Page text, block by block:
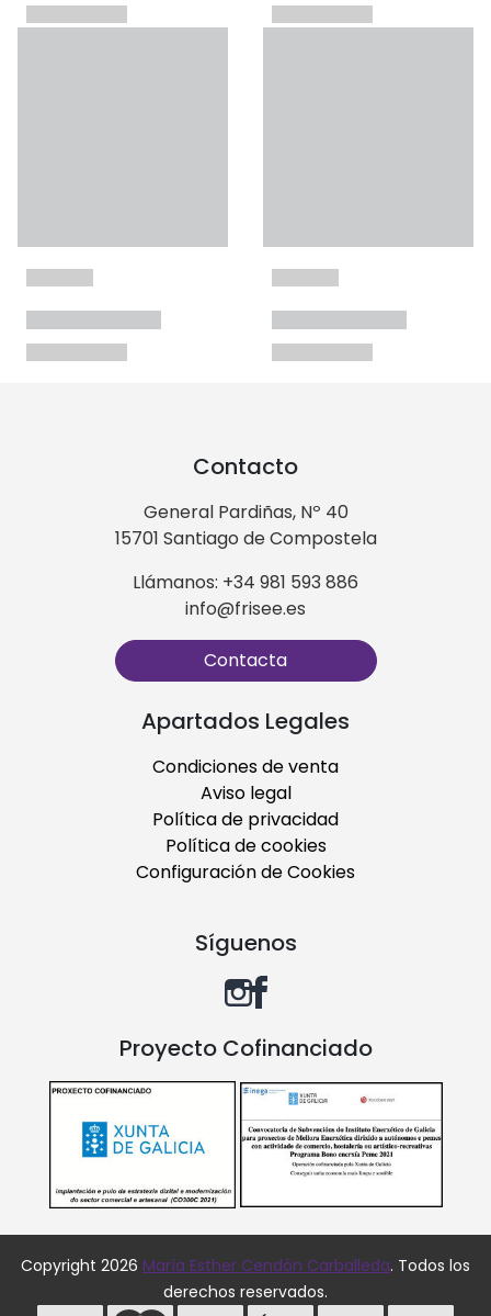
Contacto
General Pardiñas, Nº 40
15701 Santiago de Compostela
Llámanos: +34 981 593 886
info@frisee.es
Contacta
Apartados Legales
Condiciones de venta
Aviso legal
Política de privacidad
Política de cookies
Configuración de Cookies
Síguenos
Proyecto Cofinanciado
Copyright 2026 María Esther Cendón Carballeda. Todos los
derechos reservados.